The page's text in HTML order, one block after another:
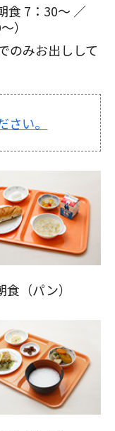
食 7：30～ ／
）
のみお出しして
い。
食（パン）